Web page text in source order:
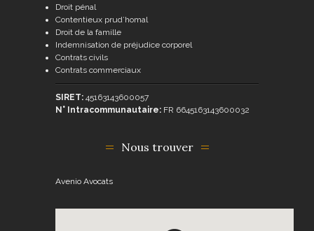
Droit pénal
Contentieux prud’homal
Droit de la famille
Indemnisation de préjudice corporel
Contrats civils
Contrats commerciaux
SIRET: 45163143600057
N° Intracommunautaire: FR 6645163143600032
Nous trouver
Avenio Avocats